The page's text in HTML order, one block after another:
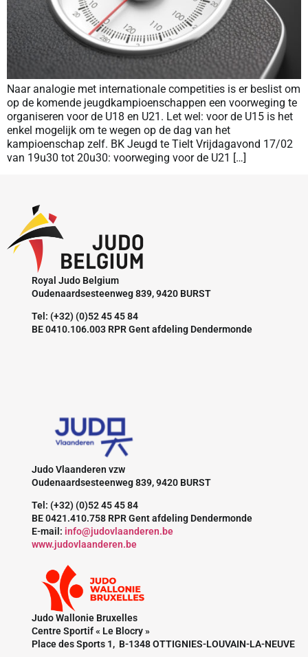
Naar analogie met internationale competities is er beslist om
op de komende jeugdkampioenschappen een voorweging te
organiseren voor de U18 en U21. Let wel: voor de U15 is het
enkel mogelijk om te wegen op de dag van het
kampioenschap zelf. BK Jeugd te Tielt Vrijdagavond 17/02
van 19u30 tot 20u30: voorweging voor de U21 […]
Royal Judo Belgium
Oudenaardsesteenweg 839, 9420 BURST
Tel: (+32) (0)52 45 45 84
BE 0410.106.003 RPR Gent afdeling Dendermonde
Judo Vlaanderen vzw
Oudenaardsesteenweg 839, 9420 BURST
Tel: (+32) (0)52 45 45 84
BE 0421.410.758 RPR Gent afdeling Dendermonde
E-mail: info@judovlaanderen.be
www.judovlaanderen.be
Judo Wallonie Bruxelles
Centre Sportif « Le Blocry »
Place des Sports 1, B-1348 OTTIGNIES-LOUVAIN-LA-NEUVE